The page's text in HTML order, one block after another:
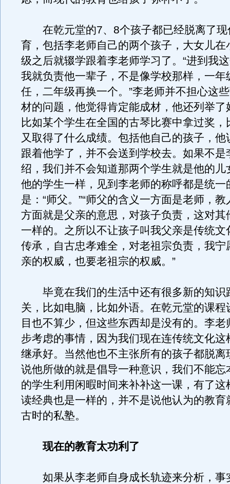
在乾元堂的7、8个孩子都已经脱离了现
育，包括李老师自己的两个孩子，大女儿在
级之后就辍学跟着李老师学习了。“进到我
我就负责他一辈子，不是像学校那样，一年
任，二年级再换一个。”李老师并不担心这
材的问题，他觉得肯定能成材，他还列举了
比如某个学生在全国的古琴比赛中拿过奖，
又取得了什么成绩。包括他自己的孩子，他
跟着他学了，并不会送到学校去。如果不是
绍，我们并不会知道那两个学生就是他的儿
他的学生一样，见到李老师的称呼都是统一
是：“师父。”“师父的含义一方面是老师，
方面就是父亲的意思，对孩子负责，这对其
一样的。之所以不让孩子叫我父亲是传统文
传承，自古忠孝难全，对老祖宗负责，我宁
亲的权威，也要老祖宗的权威。”
毕竟在我们的生活中还有很多新的知识
关，比如电脑，比如外语。在乾元堂的课程
目也不算少，但这些东西却是没有的。李老
步考虑的事情，因为我们现在连传统文化这
继承好。当然他也不主张所有的孩子都脱离
说他所做的就是倡导一种意识，我们不能忘
的学生利用闲暇时间来补补这一课，有了这
读经典也是一样的，并不是说他认为的教育
古时的私塾。
现在的教育太功利了
如果从李老师自身成长轨迹来分析，事